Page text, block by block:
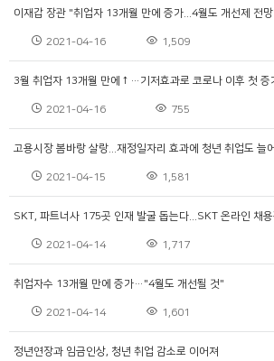
이재갑 장관 "취업자 13개월 만에 증가...4월도 개선제 전
2021-04-16 1,509
3월 취업자 13개월 만에↑…기저효과로 코로나 이후 첫 증
2021-04-16 755
고용시장 봄바랑 살랑...재정일자리 효과에 청년 취업도 늘어
2021-04-15 1,581
SKT, 파트너사 175곳 인재 발굴 돕는다...SKT 온라인 채
2021-04-14 1,717
취업자수 13개월 만에 증가…"4월도 개선될 것"
2021-04-14 1,601
정년연장과 임금인상, 청년 취업 감소로 이어져